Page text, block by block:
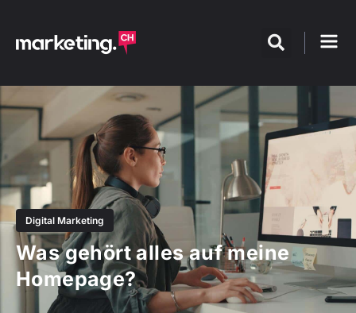
Digital Marketing
Was gehört alles auf meine
Homepage?